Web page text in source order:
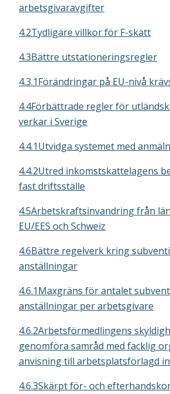
arbetsgivaravgifter
4.2Tydligare villkor för F-skatt
4.3Bättre utstationeringsregler
4.3.1Förändringar på EU-nivå
4.4Förbättrade regler för
verkar i Sverige
4.4.1Utvidga systemet med
4.4.2Utred inkomstskattelagens
fast driftsställe
4.5Arbetskraftsinvandring från
EU/EES och Schweiz
4.6Bättre regelverk kring
anställningar
4.6.1Maxgräns för antalet
anställningar per arbetsgivare
4.6.2Arbetsförmedlingens
genomföra samråd med facklig
anvisning till arbetsplatsförlagd
4.6.3Skärpt för- och